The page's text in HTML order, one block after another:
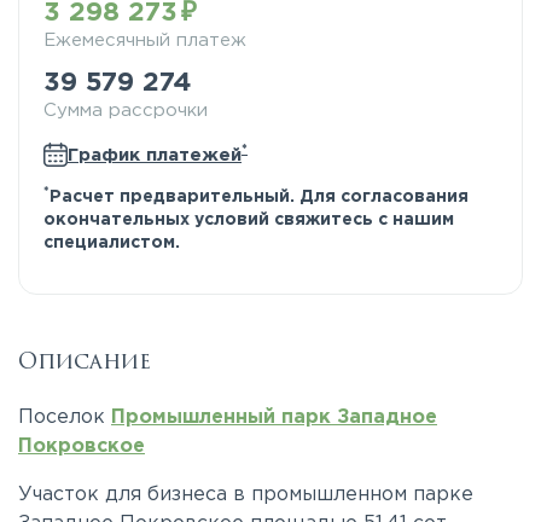
3 298 273
Ежемесячный платеж
39 579 274
Сумма рассрочки
График платежей*
* Расчет предварительный. Для согласования
окончательных условий свяжитесь с нашим
специалистом.
Описание
Поселок
Промышленный парк Западное
Покровское
Участок для бизнеса в промышленном парке